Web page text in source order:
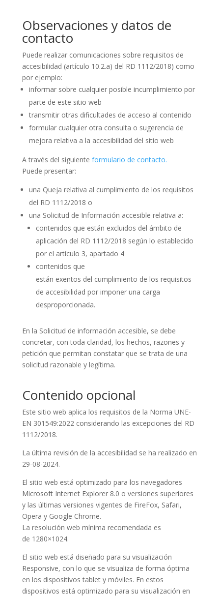
Observaciones y datos de
contacto
Puede realizar comunicaciones sobre requisitos de
accesibilidad (artículo 10.2.a) del RD 1112/2018) como
por ejemplo:
informar sobre cualquier posible incumplimiento por
parte de este sitio web
transmitir otras dificultades de acceso al contenido
formular cualquier otra consulta o sugerencia de
mejora relativa a la accesibilidad del sitio web
A través del siguiente formulario de contacto.
Puede presentar:
una Queja relativa al cumplimiento de los requisitos
del RD 1112/2018 o
una Solicitud de Información accesible relativa a:
contenidos que están excluidos del ámbito de
aplicación del RD 1112/2018 según lo establecido
por el artículo 3, apartado 4
contenidos que
están exentos del cumplimiento de los requisitos
de accesibilidad por imponer una carga
desproporcionada.
En la Solicitud de información accesible, se debe
concretar, con toda claridad, los hechos, razones y
petición que permitan constatar que se trata de una
solicitud razonable y legítima.
Contenido opcional
Este sitio web aplica los requisitos de la Norma UNE-
EN 301549:2022 considerando las excepciones del RD
1112/2018.
La última revisión de la accesibilidad se ha realizado en
29-08-2024.
El sitio web está optimizado para los navegadores
Microsoft Internet Explorer 8.0 o versiones superiores
y las últimas versiones vigentes de FireFox, Safari,
Opera y Google Chrome.
La resolución web mínima recomendada es
de 1280×1024.
El sitio web está diseñado para su visualización
Responsive, con lo que se visualiza de forma óptima
en los dispositivos tablet y móviles. En estos
dispositivos está optimizado para su visualización en